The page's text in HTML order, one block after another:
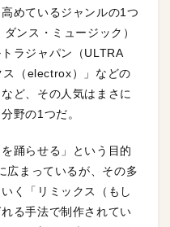
めているジャンルの1つ
ンス・ミュージック）
ラジャパン（ULTRA
ス（electrox）」などの
ど、その人気はまさに
野の1つだ。
踊らせる」という目的
広まっているが、その多
く「リミックス（もし
る手法で制作されてい